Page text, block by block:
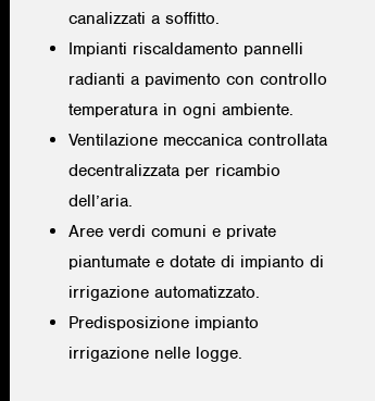
canalizzati a soffitto.
Impianti riscaldamento pannelli
radianti a pavimento con controllo
temperatura in ogni ambiente.
Ventilazione meccanica controllata
decentralizzata per ricambio
dell’aria.
Aree verdi comuni e private
piantumate e dotate di impianto di
irrigazione automatizzato.
Predisposizione impianto
irrigazione nelle logge.